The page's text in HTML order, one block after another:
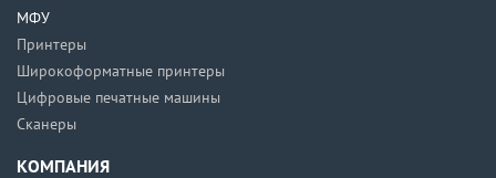
МФУ
Принтеры
Широкоформатные принтеры
Цифровые печатные машины
Сканеры
КОМПАНИЯ